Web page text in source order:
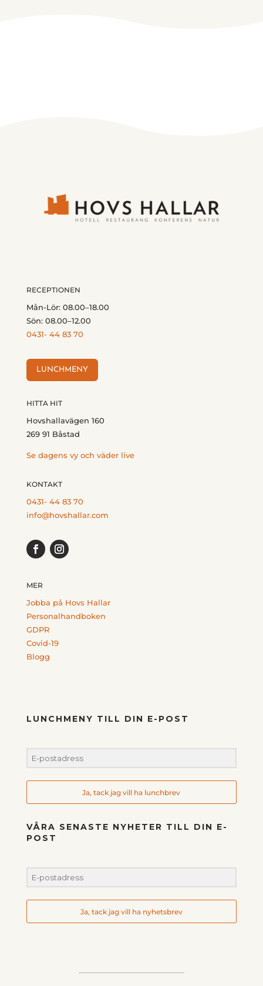
RECEPTIONEN
Mån-Lör: 08.00–18.00
Sön: 08.00–12.00
0431- 44 83 70
LUNCHMENY
HITTA HIT
Hovshallavägen 160
269 91 Båstad
Se dagens vy och väder live
KONTAKT
0431- 44 83 70
info@hovshallar.com
MER
Jobba på Hovs Hallar
Personalhandboken
GDPR
Covid-19
Blogg
LUNCHMENY TILL DIN E-POST
Ja, tack jag vill ha lunchbrev
VÅRA SENASTE NYHETER TILL DIN E-
POST
Ja, tack jag vill ha nyhetsbrev